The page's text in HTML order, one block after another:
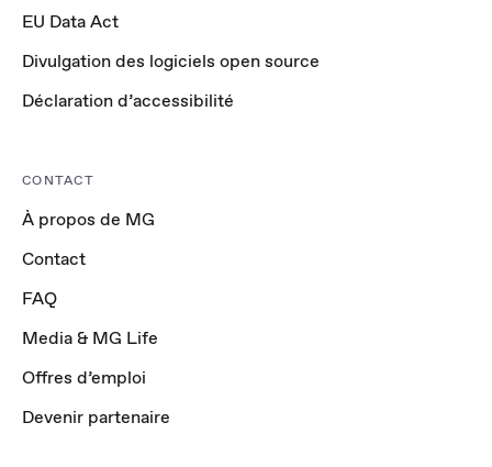
EU Data Act
Divulgation des logiciels open source
Déclaration d’accessibilité
CONTACT
À propos de MG
Contact
FAQ
Media & MG Life
Offres d’emploi
Devenir partenaire